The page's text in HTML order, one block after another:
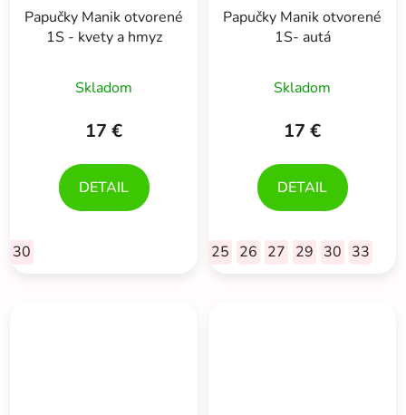
Papučky Manik otvorené
1S - kvety a hmyz
Skladom
17 €
DETAIL
30
Papučky Manik otvorené
1S- autá
Skladom
17 €
DETAIL
25 26 27 29 30 33